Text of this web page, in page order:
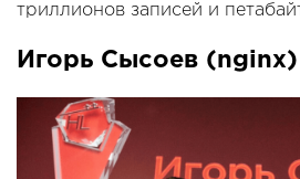
триллионов записей и
Игорь Сысоев (nginx)